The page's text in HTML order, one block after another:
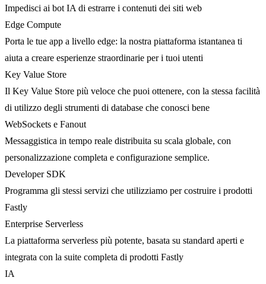
Impedisci ai bot IA di estrarre i contenuti dei siti web
Edge Compute
Porta le tue app a livello edge: la nostra piattaforma istantanea ti
aiuta a creare esperienze straordinarie per i tuoi utenti
Key Value Store
Il Key Value Store più veloce che puoi ottenere, con la stessa facilità
di utilizzo degli strumenti di database che conosci bene
WebSockets e Fanout
Messaggistica in tempo reale distribuita su scala globale, con
personalizzazione completa e configurazione semplice.
Developer SDK
Programma gli stessi servizi che utilizziamo per costruire i prodotti
Fastly
Enterprise Serverless
La piattaforma serverless più potente, basata su standard aperti e
integrata con la suite completa di prodotti Fastly
IA